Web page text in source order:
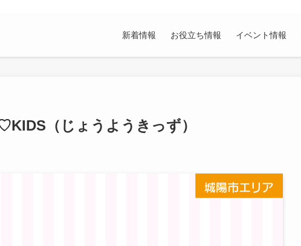
新着情報 お役立ち情報 イベント情報
（じょうようきっず）